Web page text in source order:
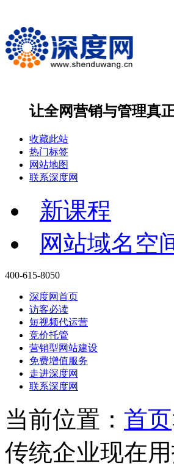
让全网营销与管理真
收藏此站
热门标签
网站地图
联系深度网
新课程
网站域名空
400-615-8050
深度网首页
访客必读
短视频代运营
竞价托管
营销型网站建设
免费增值服务
走进深度网
联系深度网
当前位置： 首页
传统企业现在